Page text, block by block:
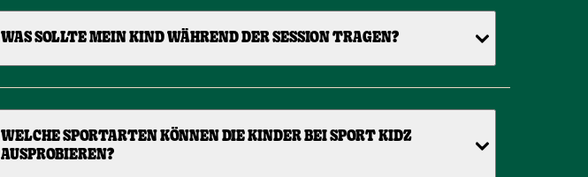
WAS SOLLTE MEIN KIND WÄHREND DER SESSION TRAGEN?
WELCHE SPORTARTEN KÖNNEN DIE KINDER BEI SPORT KIDZ
AUSPROBIEREN?